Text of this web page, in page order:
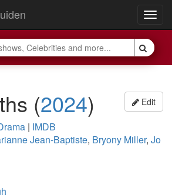
Edit
(2024)
| IMDB
Jean-Baptiste, Bryony Miller, Jo